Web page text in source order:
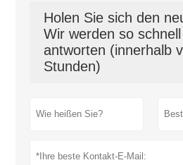
Holen Sie sich den
Wir werden so
antworten (innerhalb
Stunden)